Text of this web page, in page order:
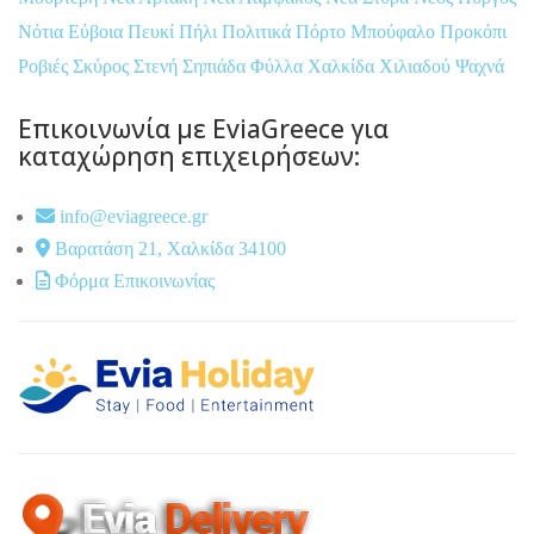
Νότια Εύβοια Πευκί Πήλι Πολιτικά Πόρτο Μπούφαλο Προκόπι
Ροβιές Σκύρος Στενή Σηπιάδα Φύλλα Χαλκίδα Χιλιαδού Ψαχνά
Επικοινωνία με EviaGreece για
καταχώρηση επιχειρήσεων:
info@eviagreece.gr
Βαρατάση 21, Χαλκίδα 34100
Φόρμα Επικοινωνίας